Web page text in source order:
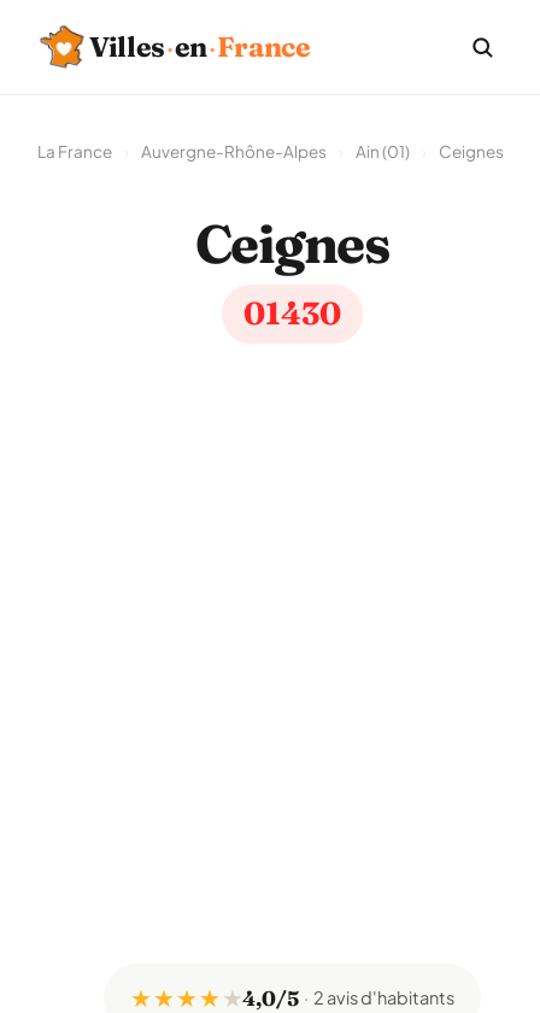
Villes·en·France
La France Auvergne-Rhône-Alpes Ain (01) Ceignes
Ceignes
01430
★ ★ ★ ★★4,0/5 2 avis d'habitants